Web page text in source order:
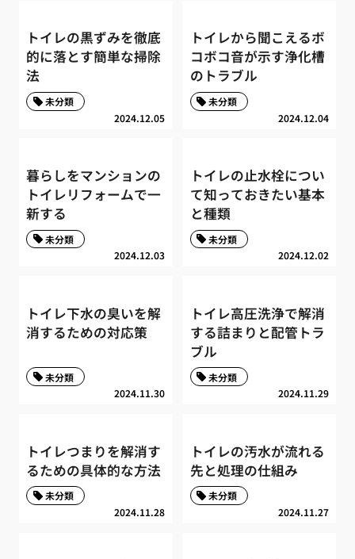
トイレの黒ずみを徹底
的に落とす簡単な掃除
法
2024.12.05
未分類
トイレから聞こえるボ
コボコ音が示す浄化槽
のトラブル
2024.12.04
未分類
暮らしをマンションの
トイレリフォームで一
新する
2024.12.03
未分類
トイレの止水栓につい
て知っておきたい基本
と種類
2024.12.02
未分類
トイレ下水の臭いを解
消するための対応策
2024.11.30
未分類
トイレ高圧洗浄で解消
する詰まりと配管トラ
ブル
2024.11.29
未分類
トイレつまりを解消す
るための具体的な方法
2024.11.28
未分類
トイレの汚水が流れる
先と処理の仕組み
2024.11.27
未分類